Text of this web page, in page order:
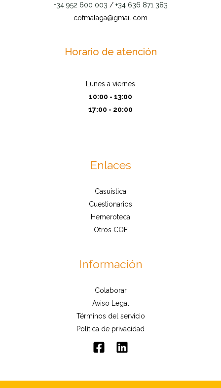
+34 952 600 003 / +34 636 871 383
cofmalaga@gmail.com
Horario de atención
Lunes a viernes
10:00 - 13:00
17:00 - 20:00
Enlaces
Casuística
Cuestionarios
Hemeroteca
Otros COF
Información
Colaborar
Aviso Legal
Términos del servicio
Política de privacidad